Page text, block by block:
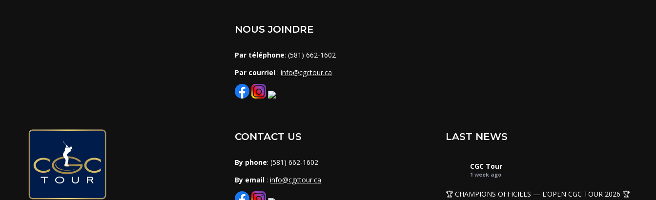
NOUS JOINDRE
Par téléphone: (581) 662-1602
Par courriel :info@cgctour.ca
CONTACT US
By phone: (581) 662-1602
By email :info@cgctour.ca
LAST NEWS
CGC Tour
1 week ago
🏆 CHAMPIONS OFFICIELS — L’OPEN CGC TOUR 2026 🏆